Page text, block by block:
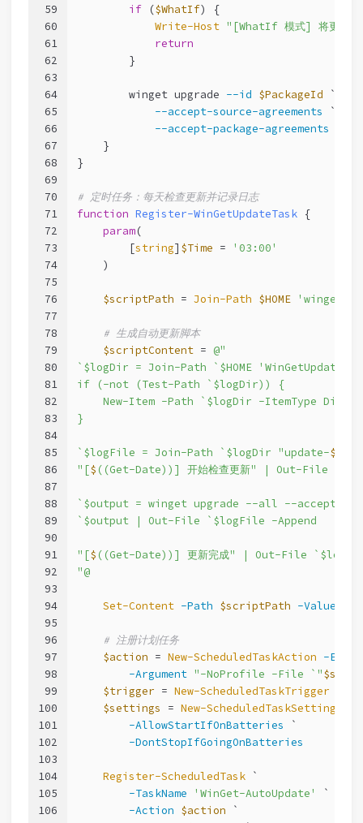
59
60
61
62
63
64
65
66
67
68
69
70
71
72
73
74
75
76
77
78
79
80
81
82
83
84
85
86
87
88
89
90
91
92
93
94
95
96
97
98
99
100
101
102
103
104
105
106
if ($WhatIf) {
Write-Host "[WhatIf 模式] 将更新:
return
        }
        winget upgrade
--id $PackageId `
--accept-source-agreements `
--accept-package-agreements
    }
}
# 定时任务：每天检查更新并记录日志
function Register-WinGetUpdateTask {
param(
        [
string] $Time =
'03:00'
    )
$scriptPath = Join-Path $HOME 'winget-
# 生成自动更新脚本
$scriptContent = @"
`$logDir = Join-Path `$HOME
if (-not (Test-Path `$logDir)) {
New-Item -Path `$logDir -ItemType
}
`$logFile = Join-Path `$logDir "update-$
"[$ ((Get-Date))] 开始检查更新" | Out-File
`$output = winget upgrade --all --accept-
`$output | Out-File `$logFile -Append
"[$ ((Get-Date))] 更新完成" | Out-File
"@
Set-Content -Path $scriptPath -Value
# 注册计划任务
$action = New-ScheduledTaskAction -
-Argument "-NoProfile -File `"
$trigger = New-ScheduledTaskTrigger
$settings = New-ScheduledTaskSettingsSet
-AllowStartIfOnBatteries `
-DontStopIfGoingOnBatteries
Register-ScheduledTask `
-TaskName
'WinGet-AutoUpdate'
`
-Action $action `